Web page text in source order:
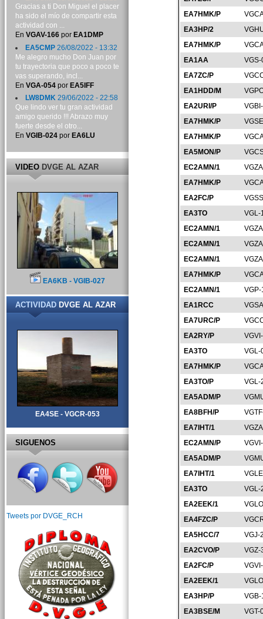
EA7HMK/P
EA3HP/2
EA7HMK/P
EA1AA
EA7ZC/P
EA1HDD/M
EA2URI/P
EA7HMK/P
EA7HMK/P
EA5MON/P
EC2AMN/1
EA7HMK/P
EA2FC/P
EA3TO
VGL-
EC2AMN/1
EC2AMN/1
EC2AMN/1
EA7HMK/P
EC2AMN/1
VGP-
EA1RCC
EA7URC/P
EA2RY/P
EA3TO
VGL-
EA7HMK/P
EA3TO/P
VGL-
EA5ADM/P
EA8BFH/P
EA7IHT/1
EC2AMN/P
EA5ADM/P
EA7IHT/1
EA3TO
VGL-
EA2EEK/1
EA4FZC/P
EA5HCC/7
VGJ-
EA2CVO/P
VGZ-
EA2FC/P
EA2EEK/1
EA3HP/P
VGB-
EA3BSE/M
VGT-
Gracias a ti Don Miguel el placer
ha sido el mío de compartir esta
actividad con ...
En VGAV-166por EA1DMP
EA5CMP26/08/2022 - 13:32
Me alegro mucho Don Juan por
tu trayectoria que poco a poco te
vas superando, incl...
En VGA-054por EA5IFF
LW8DMK29/06/2022 - 22:58
Que lindo ver tu gran actividad
amigo querido !!! Abrazo muy
fuerte desde el otro...
En VGIB-024por EA6LU
VIDEODVGE AL AZAR
EA6KB - VGIB-027
ACTIVIDADDVGE AL AZAR
EA4SE - VGCR-053
SIGUENOS
Tweets por DVGE_RCH